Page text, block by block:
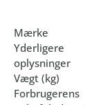
Mærke
Yderligere
oplysninger
Vægt (kg)
Forbrugerens